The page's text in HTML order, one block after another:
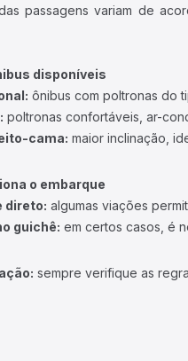
passagens variam de
disponíveis
ônibus com poltronas do
poltronas confortáveis, ar-
cama: maior inclinação,
o embarque
direto: algumas viações
guichê: em certos casos, é
sempre verifique as